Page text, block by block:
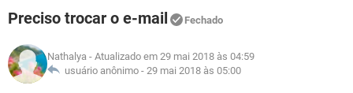
INSTAGRAM GMAIL
GUIA DE COMPRAS
INSTAGRAM GMAIL
GUIA DE COMPRAS
JOGOS WHATSAPP
CELULAR
OUTLOOK EXCEL
JOGOS WHATSAPP
CELULAR
GLOSSÁRIO
Preciso trocar o e-mail Fechado
Nathalya - Atualizado em 29 mai 2018 às 04:59
usuário anônimo - 29 mai 2018 às 05:00